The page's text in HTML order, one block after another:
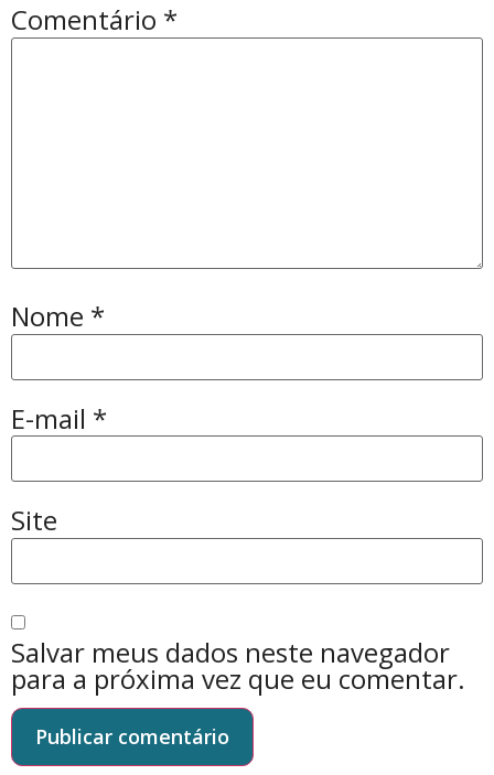
Comentário *
Nome *
E-mail *
Site
Salvar meus dados neste navegador
para a próxima vez que eu comentar.